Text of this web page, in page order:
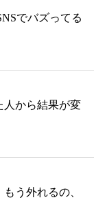
でバズってる
人から結果が変
う外れるの、